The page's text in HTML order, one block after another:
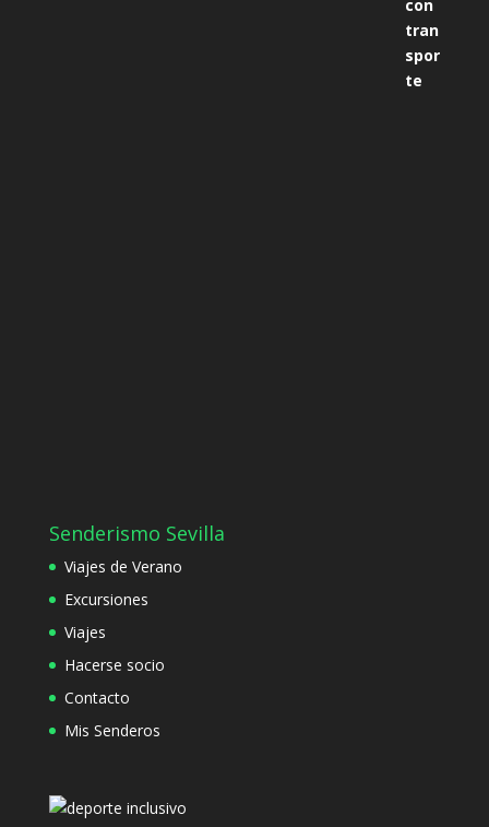
Senderismo Sevilla
Viajes de Verano
Excursiones
Viajes
Hacerse socio
Contacto
Mis Senderos